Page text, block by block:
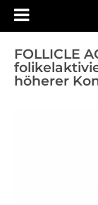
FOLLICLE
höherer